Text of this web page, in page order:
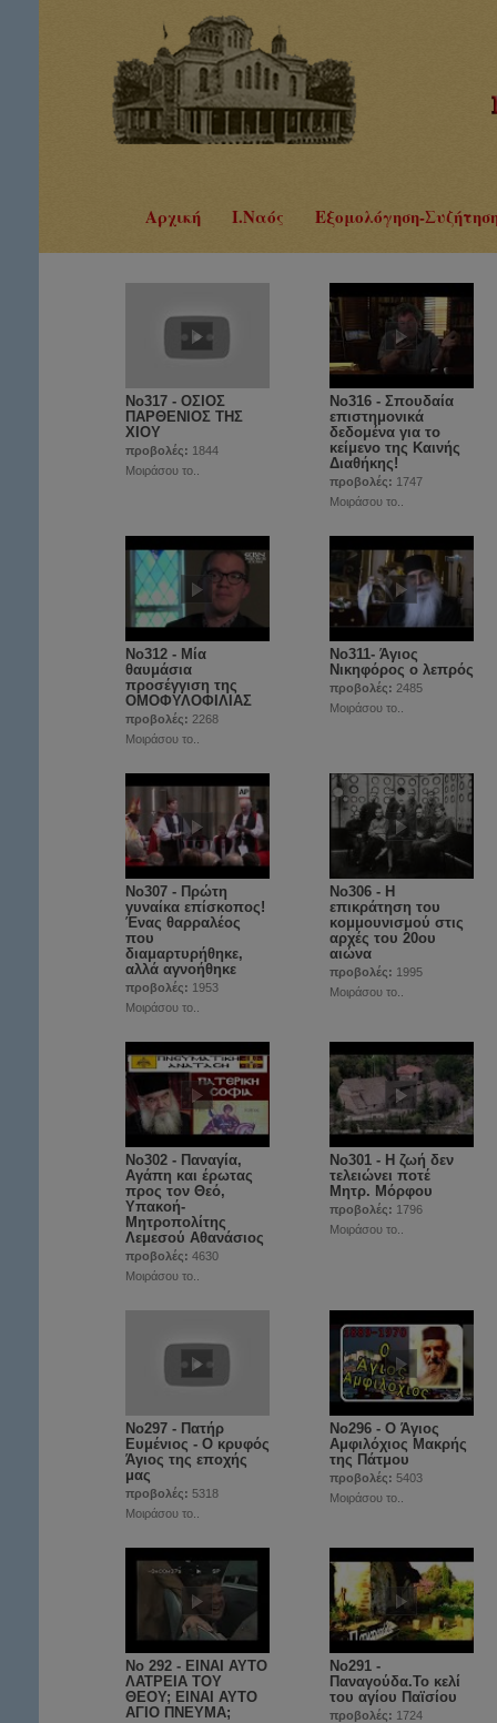
Αρχική Ι.Ναός Εξομολόγηση-
No317 - ΟΣΙΟΣ
ΠΑΡΘΕΝΙΟΣ ΤΗΣ
ΧΙΟΥ
προβολές: 1844
Μοιράσου το..
Νο316 - Σπουδαία
επιστημονικά
δεδομένα για το
κείμενο της Καινής
Διαθήκης!
προβολές: 1747
Μοιράσου το..
No312 - Μία
θαυμάσια
προσέγγιση της
ΟΜΟΦΥΛΟΦΙΛΙΑΣ
προβολές: 2268
Μοιράσου το..
Νο311- Άγιος
Νικηφόρος ο λεπρός
προβολές: 2485
Μοιράσου το..
No307 - Πρώτη
γυναίκα επίσκοπος!
Ένας θαρραλέος
που
διαμαρτυρήθηκε,
αλλά αγνοήθηκε
προβολές: 1953
Μοιράσου το..
No306 - Η
επικράτηση του
κομμουνισμού στις
αρχές του 20ου
αιώνα
προβολές: 1995
Μοιράσου το..
No302 - Παναγία,
Αγάπη και έρωτας
προς τον Θεό,
Υπακοή-
Μητροπολίτης
Λεμεσού Αθανάσιος
προβολές: 4630
Μοιράσου το..
No301 - Η ζωή δεν
τελειώνει ποτέ
Μητρ. Μόρφου
προβολές: 1796
Μοιράσου το..
No297 - Πατήρ
Ευμένιος - Ο κρυφός
Άγιος της εποχής
μας
προβολές: 5318
Μοιράσου το..
Νο296 - Ο Άγιος
Αμφιλόχιος Μακρής
της Πάτμου
προβολές: 5403
Μοιράσου το..
No 292 - ΕΙΝΑΙ ΑΥΤΟ
ΛΑΤΡΕΙΑ ΤΟΥ
ΘΕΟΥ; ΕΙΝΑΙ ΑΥΤΟ
ΑΓΙΟ ΠΝΕΥΜΑ;
No291 -
Παναγούδα.Το κελί
του αγίου Παϊσίου
προβολές: 1724